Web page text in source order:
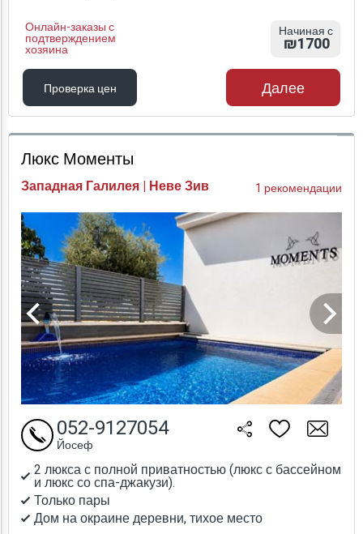
Онлайн-заказы с
подтверждением
хозяина
Начиная с
₪1700
Проверка цен
Проверка цен
Далее
Люкс Моменты
Западная Галилея | Неве Зив 1 рекомендации
2 люкса с полной приватностью (люкс с бассейном
и люкс со спа-джакузи).
Только пары
Дом на окраине деревни, тихое место
052-9127054
Йосеф